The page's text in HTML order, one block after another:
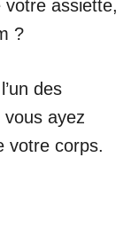
votre assiette,
?
des
ayez
votre corps.